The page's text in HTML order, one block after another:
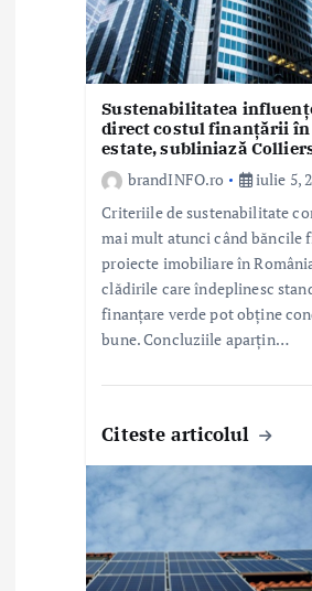
Sustenabilitatea
direct costul finanțării în
estate, subliniază
brandINFO.ro
iulie 5,
Criteriile de sustenabilitate
mai mult atunci când băncile
proiecte imobiliare în
clădirile care îndeplinesc
finanțare verde pot obține
bune. Concluziile aparțin…
Citeste articolul